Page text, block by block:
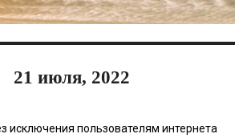
21 июля, 2022
исключения пользователям интернета